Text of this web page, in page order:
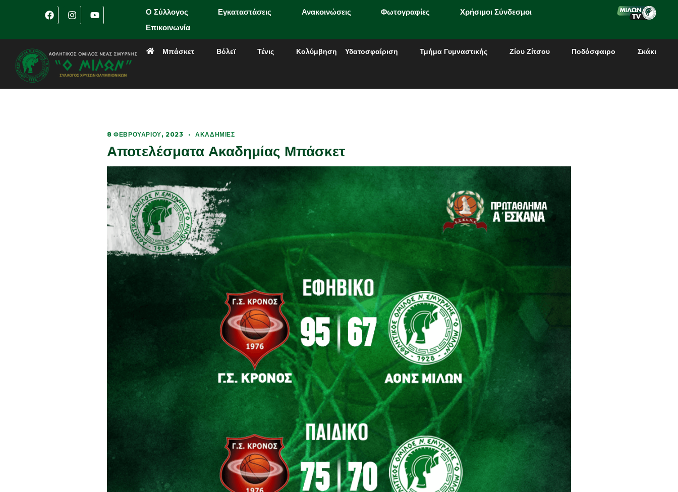
Ο Σύλλογος Εγκαταστάσεις Ανακοινώσεις Φωτογραφίες
Χρήσιμοι Σύνδεσμοι
Επικοινωνία
Μπάσκετ Βόλεϊ Τένις Κολύμβηση Υδατοσφαίριση Τμήμα Γυμναστικής Ζίου Ζίτσου Ποδόσφαιρο Σκάκι
8 ΦΕΒΡΟΥΑΡΊΟΥ, 2023 · ΑΚΑΔΗΜΊΕΣ
Αποτελέσματα Ακαδημίας Μπάσκετ